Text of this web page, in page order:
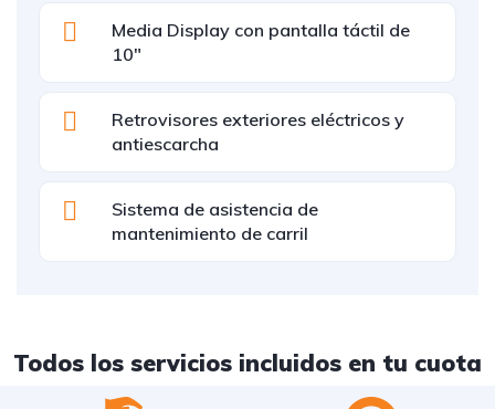
Media Display con pantalla táctil de
10"
Retrovisores exteriores eléctricos y
antiescarcha
Sistema de asistencia de
mantenimiento de carril
Todos los servicios incluidos en tu cuota